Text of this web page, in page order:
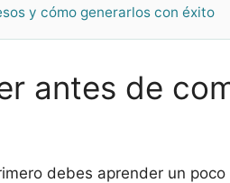
y cómo generarlos con éxito
antes de
debes aprender un